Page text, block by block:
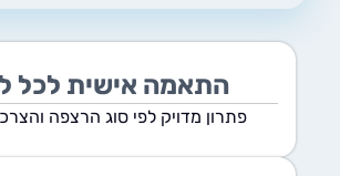
התאמה אישית לכל לקוח
פתרון מדויק לפי סוג הרצפה והצרכים שלכם